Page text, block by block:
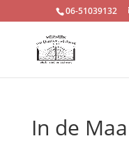
06-51039132
In de